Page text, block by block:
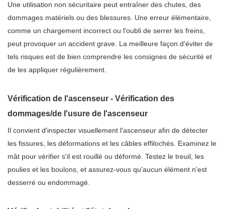
Une utilisation non sécuritaire peut entraîner des chutes, des
dommages matériels ou des blessures. Une erreur élémentaire,
comme un chargement incorrect ou l'oubli de serrer les freins,
peut provoquer un accident grave. La meilleure façon d'éviter de
tels risques est de bien comprendre les consignes de sécurité et
de les appliquer régulièrement.
Vérification de l'ascenseur - Vérification des
dommages/de l'usure de l'ascenseur
Il convient d'inspecter visuellement l'ascenseur afin de détecter
les fissures, les déformations et les câbles effilochés. Examinez le
mât pour vérifier s'il est rouillé ou déformé. Testez le treuil, les
poulies et les boulons, et assurez-vous qu'aucun élément n'est
desserré ou endommagé.